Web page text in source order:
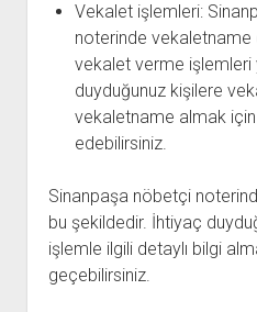
Vekalet işlemleri:
noterinde vekaletname
vekalet verme işlemleri
duyduğunuz kişilere
vekaletname almak
edebilirsiniz.
Sinanpaşa nöbetçi
bu şekildedir. İhtiyaç
işlemle ilgili detaylı bilgi
geçebilirsiniz.